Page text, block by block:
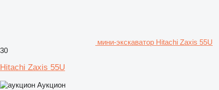
мини-экскаватор Hitachi Zaxis 55U
30
Hitachi Zaxis 55U
Аукцион